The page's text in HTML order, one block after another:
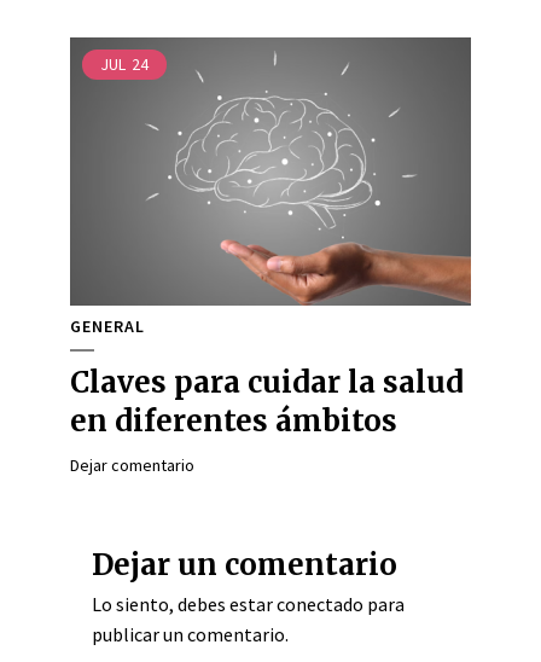
JUL 24
GENERAL
Claves para cuidar la salud
en diferentes ámbitos
Dejar comentario
Dejar un comentario
Lo siento, debes estarconectado para
publicar un comentario.